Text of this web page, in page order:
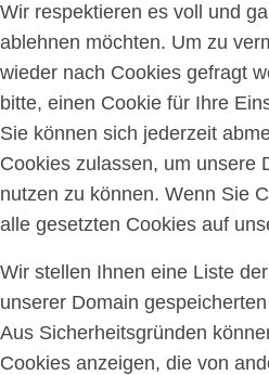
Wir respektieren es voll und
ablehnen möchten. Um zu
wieder nach Cookies gefragt
bitte, einen Cookie für Ihre
Sie können sich jederzeit
Cookies zulassen, um unsere
nutzen zu können. Wenn Sie
alle gesetzten Cookies auf
Wir stellen Ihnen eine Liste
unserer Domain
Aus Sicherheitsgründen
Cookies anzeigen, die von